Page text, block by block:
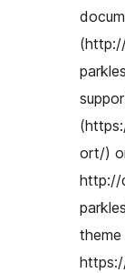
ort/)
http://